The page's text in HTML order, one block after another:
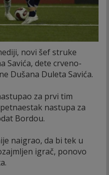
novi šef struke
Savića, dete crveno-
Dušana Duleta Savića.
za prvi tim
nastupa za
Bordou.
naigrao, da bi tek u
igrač, ponovo